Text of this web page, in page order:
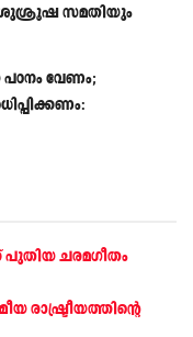
ശുശ്രൂഷ സമതിയും
പഠനം വേണം;
ചരമഗീതം
രാഷ്ട്രീയത്തിന്റെ